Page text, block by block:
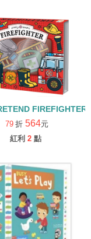
79 折 564元
紅利 2 點